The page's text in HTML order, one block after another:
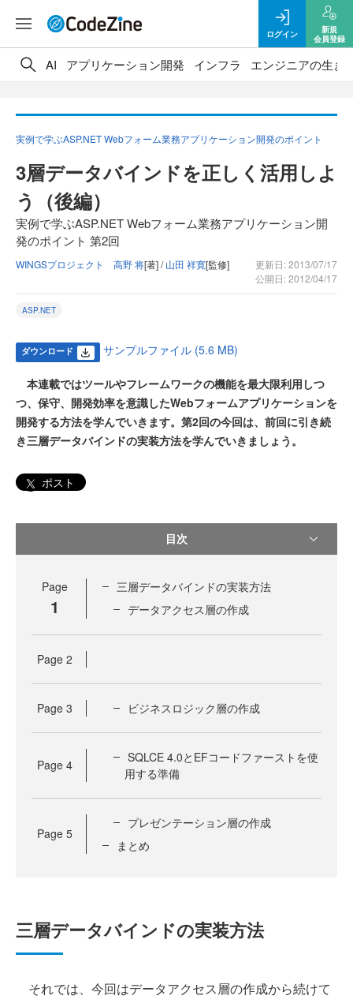
ログイン
新規
会員登録
AI アプリケーション開発 インフラ エンジニアの生き
実例で学ぶASP.NET Webフォーム業務アプリケーション開発のポイント
3層データバインドを正しく活用しよ
う（後編）
実例で学ぶASP.NET Webフォーム業務アプリケーション開
発のポイント 第2回
WINGSプロジェクト 高野 将[著] /山田 祥寛[監修]
更新日: 2013/07/17
公開日: 2012/04/17
ASP.NET
ダウンロード サンプルファイル (5.6 MB)
本連載ではツールやフレームワークの機能を最大限利用しつ
つ、保守、開発効率を意識したWebフォームアプリケーションを
開発する方法を学んでいきます。第2回の今回は、前回に引き続
き三層データバインドの実装方法を学んでいきましょう。
ポスト
目次
Page
1
三層データバインドの実装方法
データアクセス層の作成
Page 2
Page 3 ビジネスロジック層の作成
Page 4
SQLCE 4.0とEFコードファーストを使
用する準備
Page 5
プレゼンテーション層の作成
まとめ
三層データバインドの実装方法
それでは、今回はデータアクセス層の作成から続けて